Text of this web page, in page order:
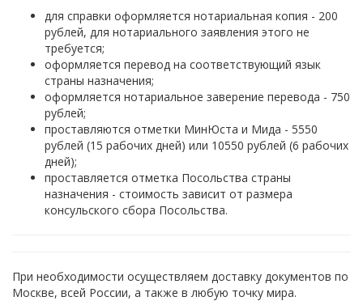
для справки оформляется нотариальная копия - 200
рублей, для нотариального заявления этого не
требуется;
оформляется перевод на соответствующий язык
страны назначения;
оформляется нотариальное заверение перевода - 750
рублей;
проставляются отметки МинЮста и Мида - 5550
рублей (15 рабочих дней) или 10550 рублей (6 рабочих
дней);
проставляется отметка Посольства страны
назначения - стоимость зависит от размера
консульского сбора Посольства.
При необходимости осуществляем доставку документов по
Москве, всей России, а также в любую точку мира.